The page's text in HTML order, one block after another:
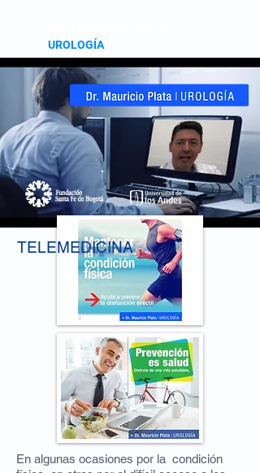
UROLOGÍA
En algunas ocasiones por la condición
TELEMEDICINA